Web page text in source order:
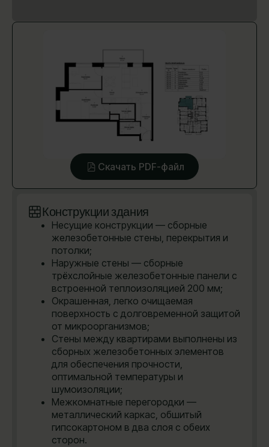
Скачать PDF-файл
Конструкции здания
Несущие конструкции — сборные
железобетонные стены, перекрытия и
потолки;
Наружные стены — сборные
трёхслойные железобетонные панели с
встроенной теплоизоляцией 200 мм;
Окрашенная, легко очищаемая
поверхность с долговременной защитой
от микроорганизмов;
Стены между квартирами выполнены из
сборных железобетонных элементов
для обеспечения прочности,
оптимальной температуры и
шумоизоляции;
Межкомнатные перегородки —
металлический каркас, обшитый
гипсокартоном в два слоя с обеих
сторон.